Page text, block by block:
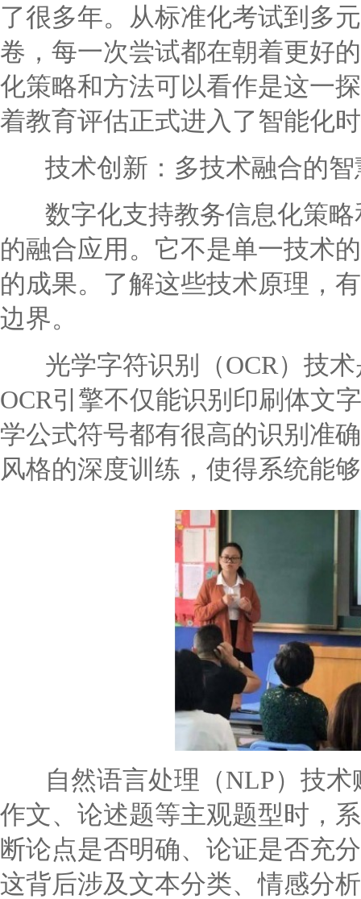
了很多年。从标准化考试到多
卷，每一次尝试都在朝着更好
化策略和方法可以看作是这一
着教育评估正式进入了智能化
技术创新：多技术融合的智
数字化支持教务信息化策略
的融合应用。它不是单一技术
的成果。了解这些技术原理，
边界。
光学字符识别（OCR）技术
OCR引擎不仅能识别印刷体文
学公式符号都有很高的识别准
风格的深度训练，使得系统能
自然语言处理（NLP）技术
作文、论述题等主观题型时，
断论点是否明确、论证是否充
这背后涉及文本分类、情感分